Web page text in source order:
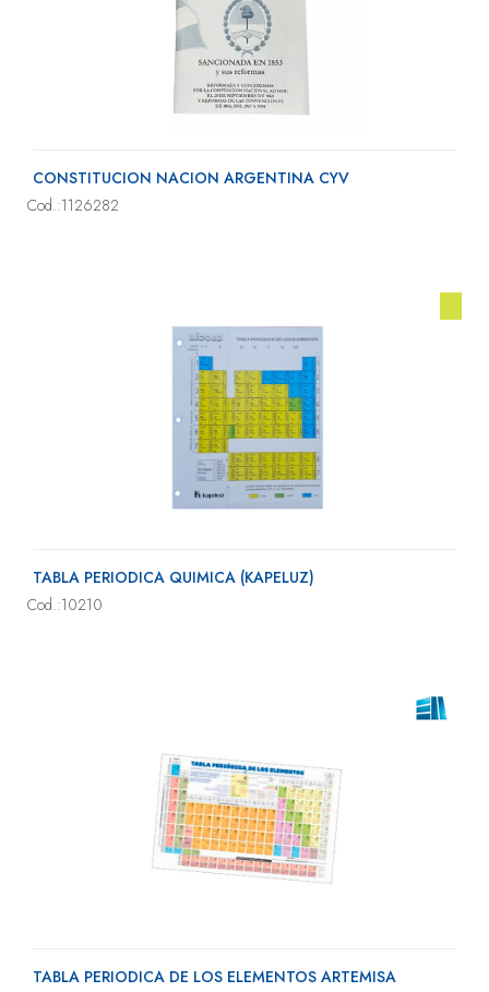
CONSTITUCION NACION ARGENTINA CYV
Cod.:1126282
TABLA PERIODICA QUIMICA (KAPELUZ)
Cod.:10210
TABLA PERIODICA DE LOS ELEMENTOS ARTEMISA